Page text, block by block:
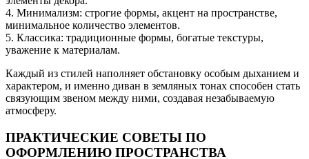
4. Минимализм: строгие формы, акцент на пространстве,
минимальное количество элементов.
5. Классика: традиционные формы, богатые текстуры,
уважение к материалам.
Каждый из стилей наполняет обстановку особым дыханием и
характером, и именно диван в земляных тонах способен стать
связующим звеном между ними, создавая незабываемую
атмосферу.
ПРАКТИЧЕСКИЕ СОВЕТЫ ПО
ОФОРМЛЕНИЮ ПРОСТРАНСТВА